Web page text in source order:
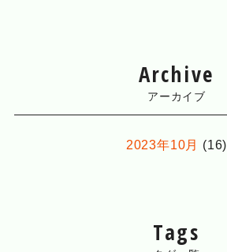
Archive
アーカイブ
2023年10月 (16)
Tags